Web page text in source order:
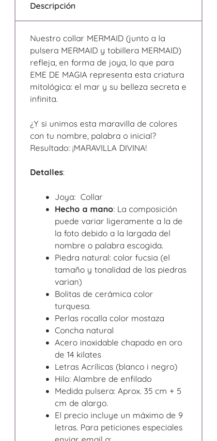
Descripción
Nuestro collar MERMAID (junto a la
pulsera MERMAID y tobillera MERMAID)
refleja, en forma de joya, lo que para
EME DE MAGIA representa esta criatura
mitológica: el mar y su belleza secreta e
infinita.
¿Y si unimos esta maravilla de colores
con tu nombre, palabra o inicial?
Resultado: ¡MARAVILLA DIVINA!
Detalles:
Joya: Collar
Hecho a mano: La composición
puede variar ligeramente a la de
la foto debido a la largada del
nombre o palabra escogida.
Piedra natural: color fucsia (el
tamaño y tonalidad de las piedras
varian)
Bolitas de cerámica color
turquesa.
Perlas rocalla color mostaza
Concha natural
Acero inoxidable chapado en oro
de 14 kilates
Letras Acrílicas (blanco i negro)
Hilo: Alambre de enfilado
Medida pulsera: Aprox. 35 cm + 5
cm de alargo.
El precio incluye un máximo de 9
letras. Para peticiones especiales